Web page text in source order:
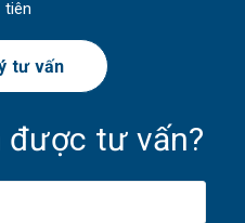
tiên
tư vấn
được tư vấn?